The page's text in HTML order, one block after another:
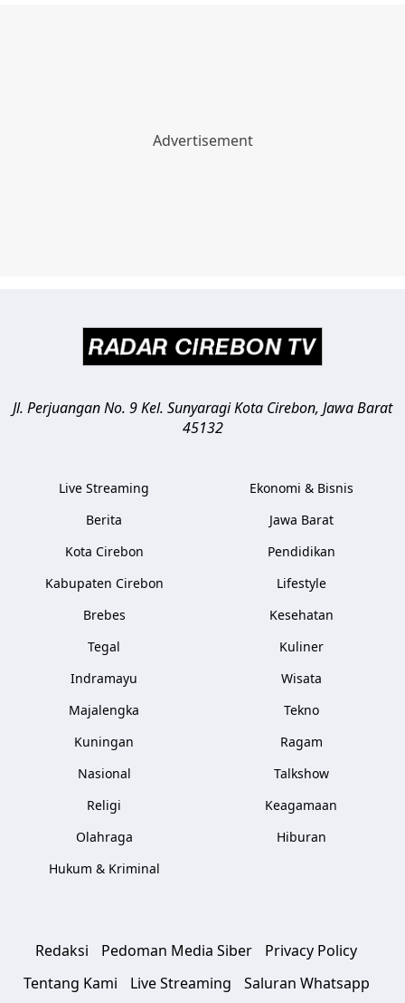
Jl. Perjuangan No. 9 Kel. SunyaragiKota Cirebon, Jawa Barat
45132
Live Streaming
Berita
Kota Cirebon
Kabupaten Cirebon
Brebes
Tegal
Indramayu
Majalengka
Kuningan
Nasional
Religi
Olahraga
Hukum & Kriminal
Ekonomi & Bisnis
Jawa Barat
Pendidikan
Lifestyle
Kesehatan
Kuliner
Wisata
Tekno
Ragam
Talkshow
Keagamaan
Hiburan
Redaksi Pedoman Media Siber
Privacy Policy
Tentang Kami
Live Streaming Saluran Whatsapp